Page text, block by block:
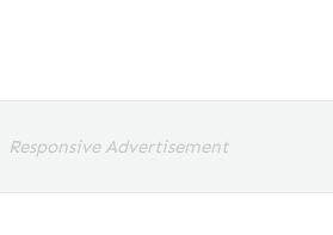
Responsive Advertisement